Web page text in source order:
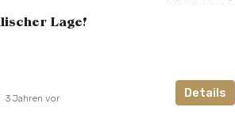
Lage!
Details
3 Jahren vor